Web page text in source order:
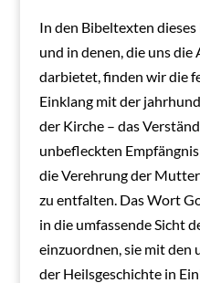
In den Bibeltexten
und in denen, die uns
darbietet, finden wir die
Einklang mit der
der Kirche – das
unbefleckten
die Verehrung der
zu entfalten. Das Wort
in die umfassende Sicht
einzuordnen, sie mit den
der Heilsgeschichte in